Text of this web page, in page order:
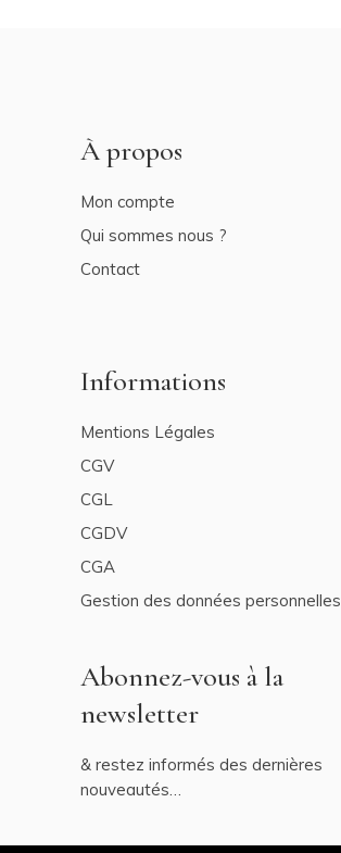
À propos
Mon compte
Qui sommes nous ?
Contact
Informations
Mentions Légales
CGV
CGL
CGDV
CGA
Gestion des données personnelles
Abonnez-vous à la
newsletter
& restez informés des dernières
nouveautés…